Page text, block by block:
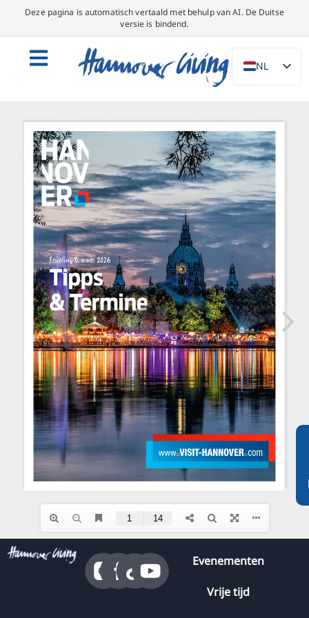
Deze pagina is automatisch vertaald met behulp van AI. De Duitse
versie is bindend.
NL
DE
PL
ES
DA
FR
PT
TR
RU
FI
ZH
KO
JA
BG
Evenementen
Vrije tijd